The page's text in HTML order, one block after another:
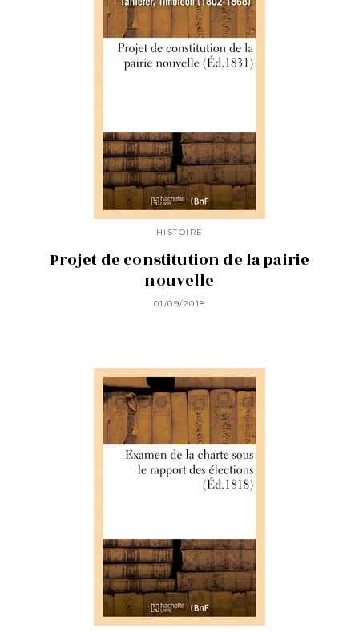
HISTOIRE
Projet de constitution de la pairie
nouvelle
01/09/2018